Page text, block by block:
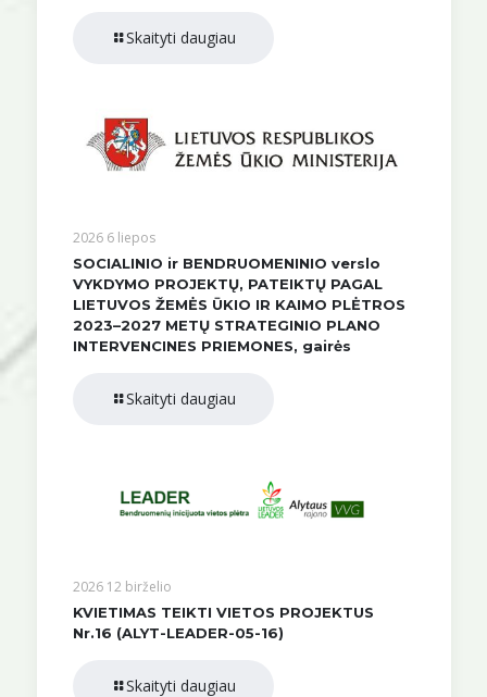
Skaityti daugiau
2026 6 liepos
SOCIALINIO ir BENDRUOMENINIO verslo
VYKDYMO PROJEKTŲ, PATEIKTŲ PAGAL
LIETUVOS ŽEMĖS ŪKIO IR KAIMO PLĖTROS
2023–2027 METŲ STRATEGINIO PLANO
INTERVENCINES PRIEMONES, gairės
Skaityti daugiau
2026 12 birželio
KVIETIMAS TEIKTI VIETOS PROJEKTUS
Nr.16 (ALYT-LEADER-05-16)
Skaityti daugiau